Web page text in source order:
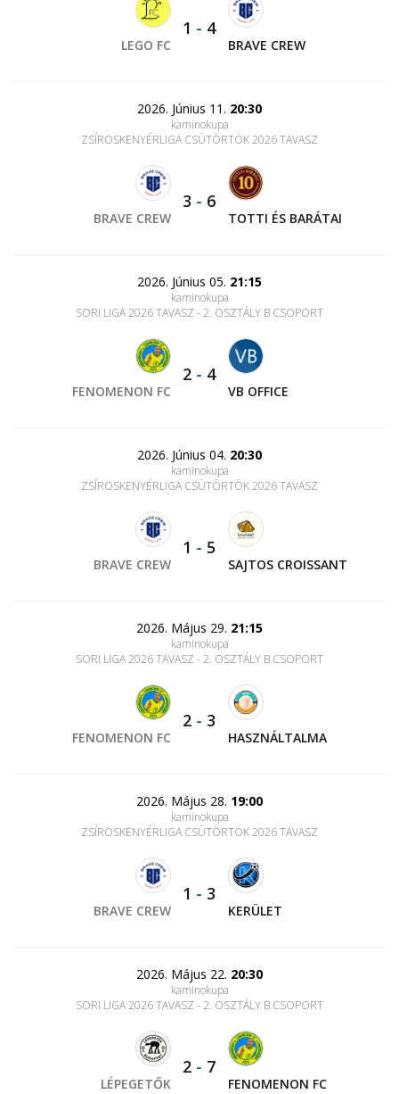
LEGO FC
1 - 4
BRAVE CREW
2026. Június 11. 20:30
kaminokupa
ZSÍROSKENYÉRLIGA CSÜTÖRTÖK 2026 TAVASZ
BRAVE CREW
3 - 6
TOTTI ÉS BARÁTAI
2026. Június 05. 21:15
kaminokupa
SORI LIGA 2026 TAVASZ - 2. OSZTÁLY B CSOPORT
FENOMENON FC
2 - 4
VB OFFICE
2026. Június 04. 20:30
kaminokupa
ZSÍROSKENYÉRLIGA CSÜTÖRTÖK 2026 TAVASZ
BRAVE CREW
1 - 5
SAJTOS CROISSANT
2026. Május 29. 21:15
kaminokupa
SORI LIGA 2026 TAVASZ - 2. OSZTÁLY B CSOPORT
FENOMENON FC
2 - 3
HASZNÁLTALMA
2026. Május 28. 19:00
kaminokupa
ZSÍROSKENYÉRLIGA CSÜTÖRTÖK 2026 TAVASZ
BRAVE CREW
1 - 3
KERÜLET
2026. Május 22. 20:30
kaminokupa
SORI LIGA 2026 TAVASZ - 2. OSZTÁLY B CSOPORT
LÉPEGETŐK
2 - 7
FENOMENON FC